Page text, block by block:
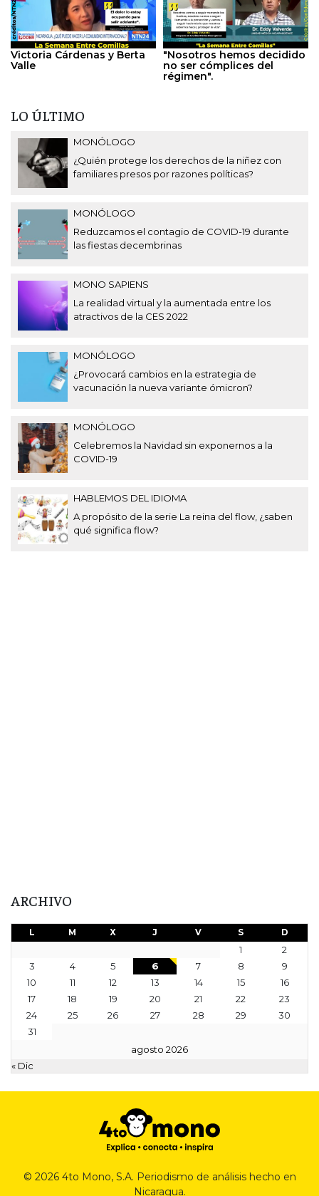
Victoria Cárdenas y Berta
Valle
"Nosotros hemos decidido
no ser cómplices del
régimen".
LO ÚLTIMO
MONÓLOGO
¿Quién protege los derechos de la niñez con
familiares presos por razones políticas?
MONÓLOGO
Reduzcamos el contagio de COVID-19 durante
las fiestas decembrinas
MONO SAPIENS
La realidad virtual y la aumentada entre los
atractivos de la CES 2022
MONÓLOGO
¿Provocará cambios en la estrategia de
vacunación la nueva variante ómicron?
MONÓLOGO
Celebremos la Navidad sin exponernos a la
COVID-19
HABLEMOS DEL IDIOMA
A propósito de la serie La reina del flow, ¿saben
qué significa flow?
ARCHIVO
agosto 2026
L M X J V S D
1
2
3
4 5 6 7 8
9
10
11 12 13 14 15
16
17
18 19 20 21 22
23
24
25 26 27 28 29
30
31
« Dic
© 2026 4to Mono, S.A. Periodismo de análisis hecho en
Nicaragua.